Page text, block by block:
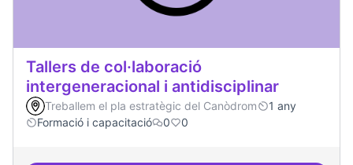
Tallers de col·laboració
intergeneracional i antidisciplinar
Treballem el pla estratègic del Canòdrom
1 any
Formació i capacitació
0 0